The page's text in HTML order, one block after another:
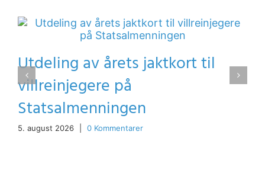
Utdeling av årets jaktkort til
villreinjegere på
Statsalmenningen
5. august 2026 0 Kommentarer